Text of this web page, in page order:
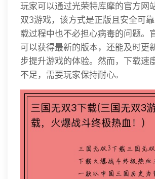
玩家可以通过光荣特库摩的官方网
双3游戏，该方式是正版且安全可
载过程中也不必担心病毒的问题。
可以获得最新的版本，还能及时更
步提升游戏的体验。然而，下载速
不足，需要玩家保持耐心。